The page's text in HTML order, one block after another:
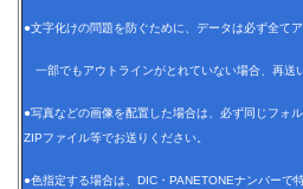
●文字化けの問題を防ぐために、データは必ず全て
一部でもアウトラインがとれていない場合、再送
●写真などの画像を配置した場合は、必ず同じフォ
ZIPファイル等でお送りください。
●色指定する場合は、DIC・PANETONEナンバーで